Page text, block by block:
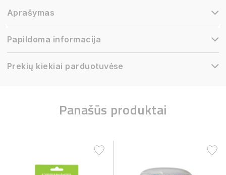
Aprašymas
Papildoma informacija
Prekių kiekiai parduotuvėse
Panašūs produktai